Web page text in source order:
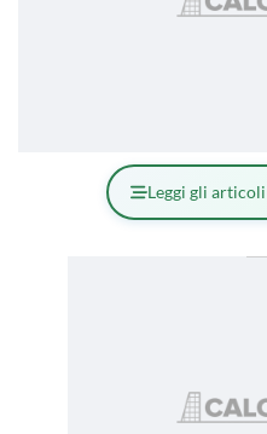
Leggi gli